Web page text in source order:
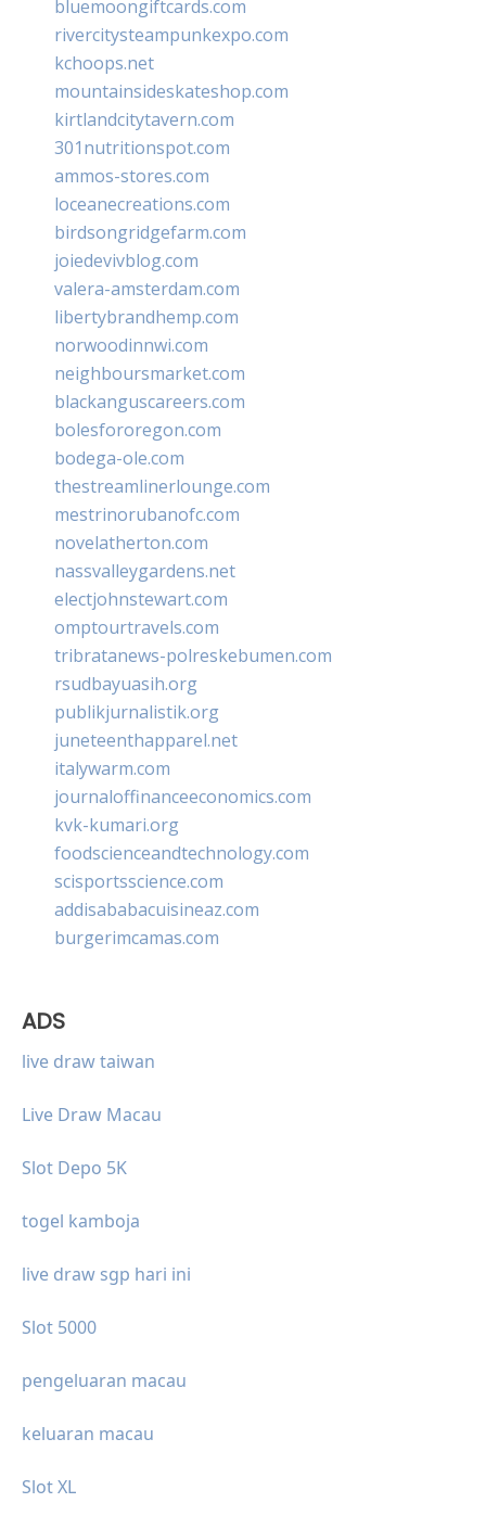
bluemoongiftcards.com
rivercitysteampunkexpo.com
kchoops.net
mountainsideskateshop.com
kirtlandcitytavern.com
301nutritionspot.com
ammos-stores.com
loceanecreations.com
birdsongridgefarm.com
joiedevivblog.com
valera-amsterdam.com
libertybrandhemp.com
norwoodinnwi.com
neighboursmarket.com
blackanguscareers.com
bolesfororegon.com
bodega-ole.com
thestreamlinerlounge.com
mestrinorubanofc.com
novelatherton.com
nassvalleygardens.net
electjohnstewart.com
omptourtravels.com
tribratanews-polreskebumen.com
rsudbayuasih.org
publikjurnalistik.org
juneteenthapparel.net
italywarm.com
journaloffinanceeconomics.com
kvk-kumari.org
foodscienceandtechnology.com
scisportsscience.com
addisababacuisineaz.com
burgerimcamas.com
ADS
live draw taiwan
Live Draw Macau
Slot Depo 5K
togel kamboja
live draw sgp hari ini
Slot 5000
pengeluaran macau
keluaran macau
Slot XL